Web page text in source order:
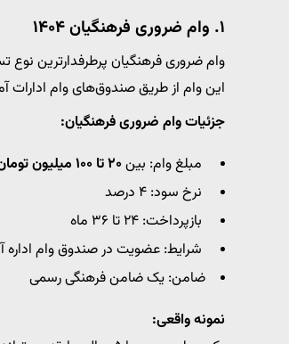
۱. وام ضروری فرهنگیان ۱۴۰۴
وام ضروری فرهنگیان پرطرفدارترین
این وام از طریق صندوق‌های وام ادارات
جزئیات وام ضروری فرهنگیان:
مبلغ وام: بین۲۰ تا ۱۰۰ میلیون تومان
نرخ سود: ۴ درصد
بازپرداخت: ۲۴ تا ۳۶ ماه
شرایط: عضویت در صندوق وام
ضامن: یک ضامن فرهنگی رسمی
نمونه واقعی: